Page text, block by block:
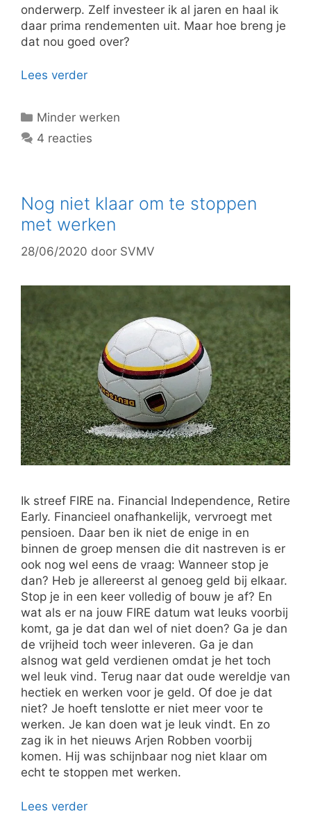
onderwerp. Zelf investeer ik al jaren en haal ik
daar prima rendementen uit. Maar hoe breng je
dat nou goed over?
Lees verder
Categorieën
Minder werken
4 reacties
Nog niet klaar om te stoppen
met werken
28/06/2020 door SVMV
Ik streef FIRE na. Financial Independence, Retire
Early. Financieel onafhankelijk, vervroegt met
pensioen. Daar ben ik niet de enige in en
binnen de groep mensen die dit nastreven is er
ook nog wel eens de vraag: Wanneer stop je
dan? Heb je allereerst al genoeg geld bij elkaar.
Stop je in een keer volledig of bouw je af? En
wat als er na jouw FIRE datum wat leuks voorbij
komt, ga je dat dan wel of niet doen? Ga je dan
de vrijheid toch weer inleveren. Ga je dan
alsnog wat geld verdienen omdat je het toch
wel leuk vind. Terug naar dat oude wereldje van
hectiek en werken voor je geld. Of doe je dat
niet? Je hoeft tenslotte er niet meer voor te
werken. Je kan doen wat je leuk vindt. En zo
zag ik in het nieuws Arjen Robben voorbij
komen. Hij was schijnbaar nog niet klaar om
echt te stoppen met werken.
Lees verder